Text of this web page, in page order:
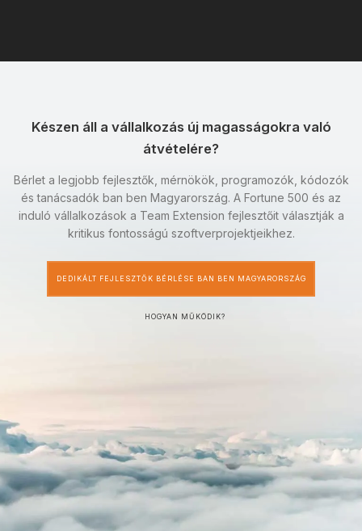
Készen áll a vállalkozás új magasságokra való
átvételére?
Bérlet a legjobb fejlesztők, mérnökök, programozók, kódozók
és tanácsadók ban ben Magyarország. A Fortune 500 és az
induló vállalkozások a Team Extension fejlesztőit választják a
kritikus fontosságú szoftverprojektjeikhez.
DEDIKÁLT FEJLESZTŐK BÉRLÉSE BAN BEN MAGYARORSZÁG
HOGYAN MŰKÖDIK?